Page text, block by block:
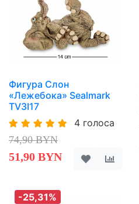
Фигура Слон
«Лежебока» Sealmark
TV3I17
4 голоса
74,90 BYN
51,90 BYN
-25,31%